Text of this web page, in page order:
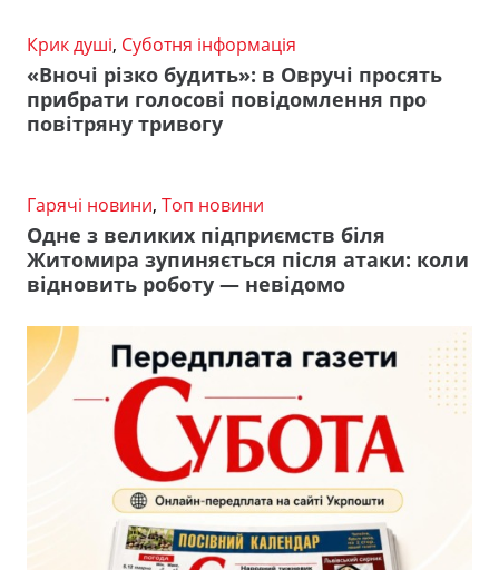
Крик душі, Суботня інформація
«Вночі різко будить»: в Овручі просять
прибрати голосові повідомлення про
повітряну тривогу
Гарячі новини, Топ новини
Одне з великих підприємств біля
Житомира зупиняється після атаки: коли
відновить роботу — невідомо